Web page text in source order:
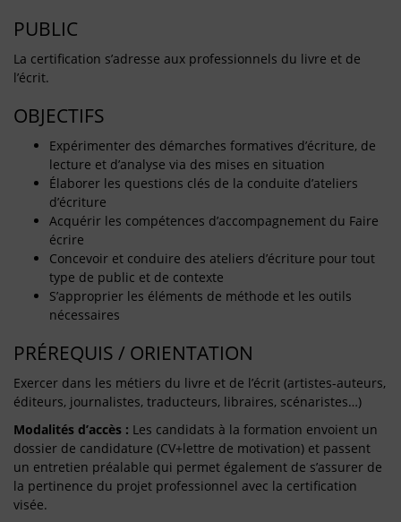
PUBLIC
La certification s’adresse aux professionnels du livre et de
l’écrit.
OBJECTIFS
Expérimenter des démarches formatives d’écriture, de
lecture et d’analyse via des mises en situation
Élaborer les questions clés de la conduite d’ateliers
d’écriture
Acquérir les compétences d’accompagnement du Faire
écrire
Concevoir et conduire des ateliers d’écriture pour tout
type de public et de contexte
S’approprier les éléments de méthode et les outils
nécessaires
PRÉREQUIS / ORIENTATION
Exercer dans les métiers du livre et de l’écrit (artistes-auteurs,
éditeurs, journalistes, traducteurs, libraires, scénaristes…)
Modalités d’accès : Les candidats à la formation envoient un
dossier de candidature (CV+lettre de motivation) et passent
un entretien préalable qui permet également de s’assurer de
la pertinence du projet professionnel avec la certification
visée.